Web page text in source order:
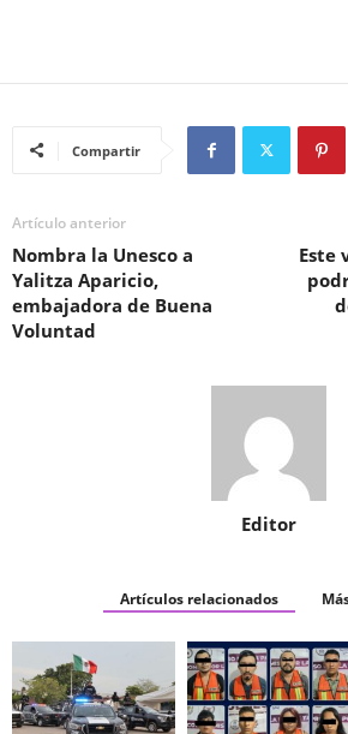
Compartir
Artículo anterior
Nombra la Unesco a
Yalitza Aparicio,
embajadora de Buena
Voluntad
Este
Editor
Artículos relacionados